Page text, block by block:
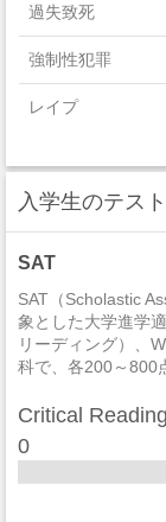
Parks,
Family And
Foreign
Public
Area, Ethnic,
過失致死
強制性犯罪
レイプ
非強制性犯罪
法定強姦
強盗
自動車盗難
入学生のテス
SAT
SAT（Scholastic
象とした大学進学
リーディング）、
科で、各200～800
Critical Reading
0